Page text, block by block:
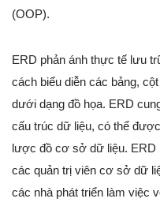
(OOP).
ERD phản ánh thực tế lưu
cách biểu diễn các bảng,
dưới dạng đồ họa. ERD
cấu trúc dữ liệu, có thể
lược đồ cơ sở dữ liệu. ERD
các quản trị viên cơ sở dữ
các nhà phát triển làm việc